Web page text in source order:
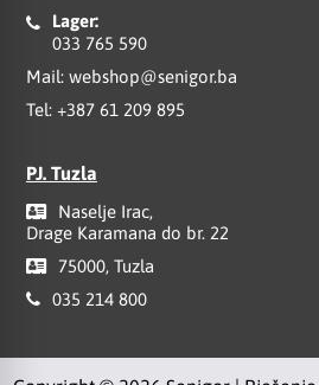
Lager:
033 765 590
Mail: webshop@senigor.ba
Tel: +387 61 209 895
PJ. Tuzla
Naselje Irac,
Drage Karamana do br. 22
75000, Tuzla
035 214 800